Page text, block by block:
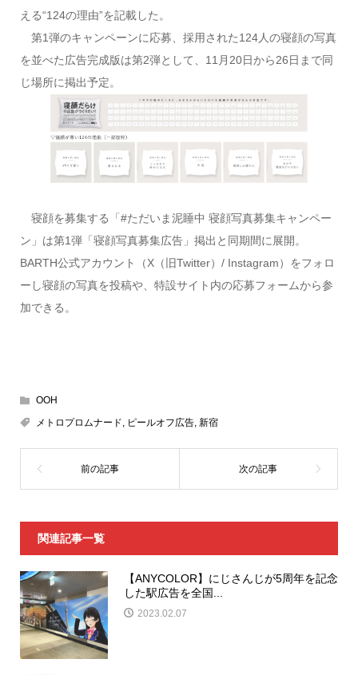
える“124の理由”を記載した。
第1弾のキャンペーンに応募、採用された124人の寝顔の写真
を並べた広告完成版は第2弾として、11月20日から26日まで同
じ場所に掲出予定。
寝顔を募集する「#ただいま泥睡中 寝顔写真募集キャンペー
ン」は第1弾「寝顔写真募集広告」掲出と同期間に展開。
BARTH公式アカウント（X（旧Twitter）/ Instagram）をフォロ
ーし寝顔の写真を投稿や、特設サイト内の応募フォームから参
加できる。
OOH
メトロプロムナード, ピールオフ広告, 新宿
関連記事一覧
【ANYCOLOR】にじさんじが5周年を記念
した駅広告を全国...
2023.02.07